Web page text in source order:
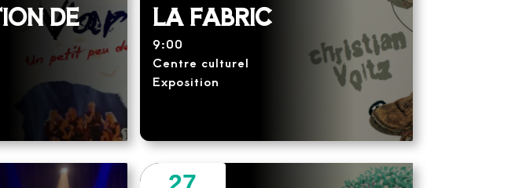
DE LA FABRIC
9:00
Centre culturel
Exposition